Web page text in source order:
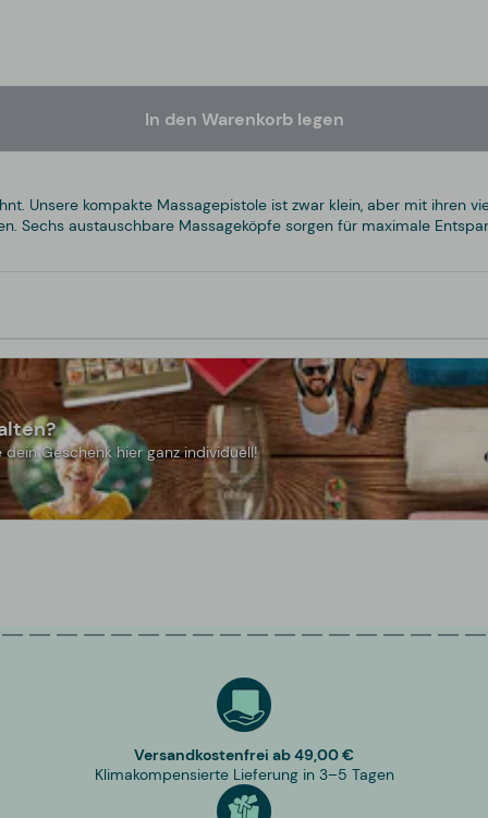
In den Warenkorb legen
Unsere kompakte Massagepistole ist zwar klein, aber mit ihren
Sechs austauschbare Massageköpfe sorgen für maximale
Geschenk hier ganz individuell!
Versandkostenfrei ab 49,00 €
Klimakompensierte Lieferung in 3–5 Tagen